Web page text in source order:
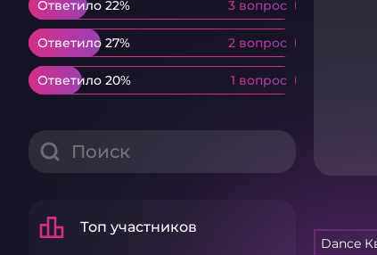
Ответило 22% 3 вопрос
Ответило 22% 3 вопрос
Ответило 27% 2 вопрос
Ответило 27% 2 вопрос
Ответило 20% 1 вопрос
Ответило 20% 1 вопрос
leaderboard Топ участников
Dance